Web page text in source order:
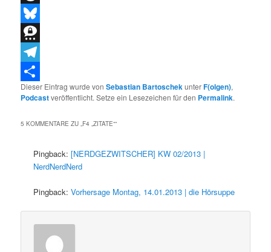
Threads
Bluesky
Threema
Telegram
Teilen
Dieser Eintrag wurde vonSebastian BartoschekunterF(olgen),
Podcastveröffentlicht. Setze ein Lesezeichen für den Permalink.
5 KOMMENTARE ZU „F4 „ZITATE““
Pingback:[NERDGEZWITSCHER] KW 02/2013 |
NerdNerdNerd
Pingback:Vorhersage Montag, 14.01.2013 | die Hörsuppe